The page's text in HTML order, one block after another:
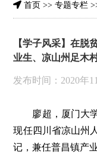
首页 >>专题专栏
【学子风采】在
业生、凉山州足木
发布时间：2020年
廖超，厦门大
现任四川省凉山州
记，兼任普昌镇产